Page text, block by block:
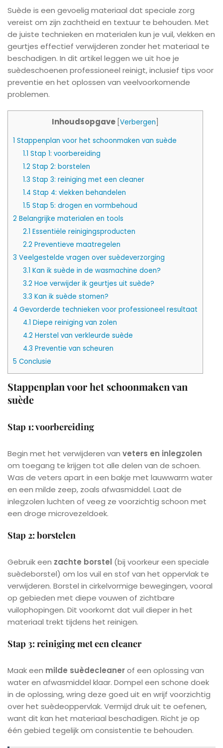
Suède is een gevoelig materiaal dat speciale zorg
vereist om zijn zachtheid en textuur te behouden. Met
de juiste technieken en materialen kun je vuil, vlekken en
geurtjes effectief verwijderen zonder het materiaal te
beschadigen. In dit artikel leggen we uit hoe je
suèdeschoenen professioneel reinigt, inclusief tips voor
preventie en het oplossen van veelvoorkomende
problemen.
Inhoudsopgave Verbergen
1 Stappenplan voor het schoonmaken van suède
1.1 Stap 1: voorbereiding
1.2 Stap 2: borstelen
1.3 Stap 3: reiniging met een cleaner
1.4 Stap 4: vlekken behandelen
1.5 Stap 5: drogen en vormbehoud
2 Belangrijke materialen en tools
2.1 Essentiële reinigingsproducten
2.2 Preventieve maatregelen
3 Veelgestelde vragen over suèdeverzorging
3.1 Kan ik suède in de wasmachine doen?
3.2 Hoe verwijder ik geurtjes uit suède?
3.3 Kan ik suède stomen?
4 Gevorderde technieken voor professioneel resultaat
4.1 Diepe reiniging van zolen
4.2 Herstel van verkleurde suède
4.3 Preventie van scheuren
5 Conclusie
Stappenplan voor het schoonmaken van
suède
Stap 1: voorbereiding
Begin met het verwijderen van veters en inlegzolen
om toegang te krijgen tot alle delen van de schoen.
Was de veters apart in een bakje met lauwwarm water
en een milde zeep, zoals afwasmiddel. Laat de
inlegzolen luchten of veeg ze voorzichtig schoon met
een droge microvezeldoek.
Stap 2: borstelen
Gebruik een zachte borstel (bij voorkeur een speciale
suèdeborstel) om los vuil en stof van het oppervlak te
verwijderen. Borstel in cirkelvormige bewegingen, vooral
op gebieden met diepe vouwen of zichtbare
vuilophopingen. Dit voorkomt dat vuil dieper in het
materiaal trekt tijdens het reinigen.
Stap 3: reiniging met een cleaner
Maak een milde suèdecleanerof een oplossing van
water en afwasmiddel klaar. Dompel een schone doek
in de oplossing, wring deze goed uit en wrijf voorzichtig
over het suèdeoppervlak. Vermijd druk uit te oefenen,
want dit kan het materiaal beschadigen. Richt je op
één gebied tegelijk om consistentie te behouden.